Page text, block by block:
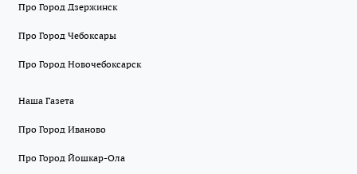
Про Город Дзержинск
Про Город Чебоксары
Про Город Новочебоксарск
Наша Газета
Про Город Иваново
Про Город Йошкар-Ола